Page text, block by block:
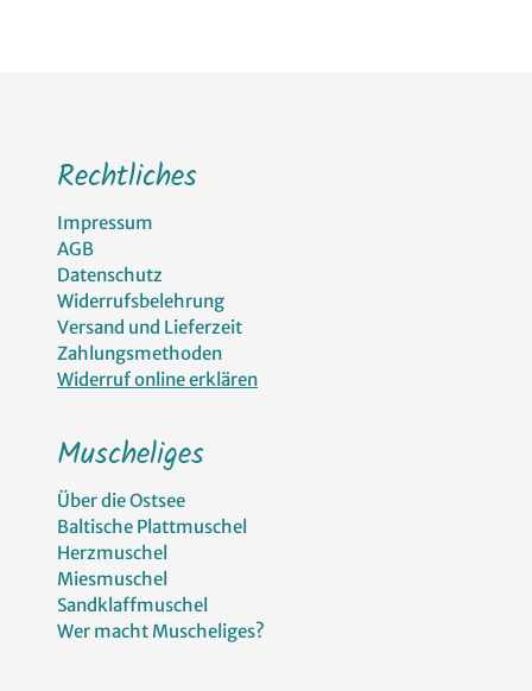
Rechtliches
Impressum
AGB
Datenschutz
Widerrufsbelehrung
Versand und Lieferzeit
Zahlungsmethoden
Widerruf online erklären
Muscheliges
Über die Ostsee
Baltische Plattmuschel
Herzmuschel
Miesmuschel
Sandklaffmuschel
Wer macht Muscheliges?